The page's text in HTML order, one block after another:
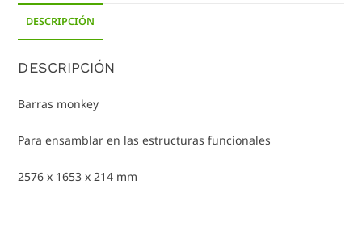
DESCRIPCIÓN
DESCRIPCIÓN
Barras monkey
Para ensamblar en las estructuras funcionales
2576 x 1653 x 214 mm